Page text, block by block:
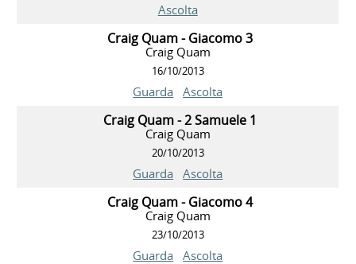
Ascolta
Craig Quam - Giacomo 3
Craig Quam
16/10/2013
Guarda Ascolta
Craig Quam - 2 Samuele 1
Craig Quam
20/10/2013
Guarda Ascolta
Craig Quam - Giacomo 4
Craig Quam
23/10/2013
Guarda Ascolta